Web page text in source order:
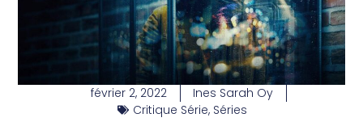
février 2, 2022
Ines Sarah Oy
Critique Série, Séries